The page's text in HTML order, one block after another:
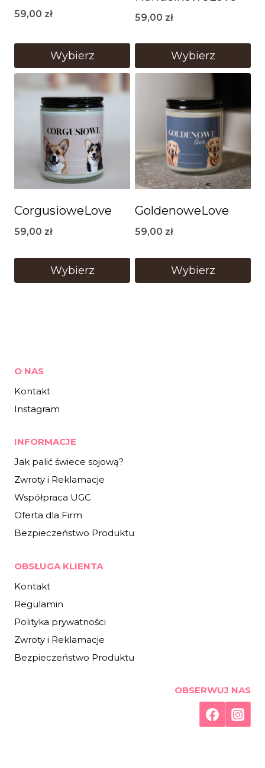
59,00 zł
Wybierz
59,00 zł
Wybierz
CorgusioweLove
59,00 zł
Wybierz
GoldenoweLove
59,00 zł
Wybierz
O NAS
Kontakt
Instagram
INFORMACJE
Jak palić świece sojową?
Zwroty i Reklamacje
Współpraca UGC
Oferta dla Firm
Bezpieczeństwo Produktu
OBSŁUGA KLIENTA
Kontakt
Regulamin
Polityka prywatności
Zwroty i Reklamacje
Bezpieczeństwo Produktu
OBSERWUJ NAS